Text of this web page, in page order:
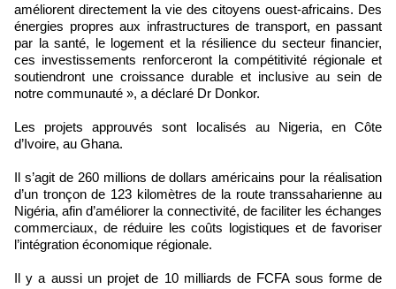
améliorent directement la vie des citoyens ouest-africains. Des
énergies propres aux infrastructures de transport, en passant
par la santé, le logement et la résilience du secteur financier,
ces investissements renforceront la compétitivité régionale et
soutiendront une croissance durable et inclusive au sein de
notre communauté », a déclaré Dr Donkor.
Les projets approuvés sont localisés au Nigeria, en Côte
d’Ivoire, au Ghana.
Il s’agit de 260 millions de dollars américains pour la réalisation
d’un tronçon de 123 kilomètres de la route transsaharienne au
Nigéria, afin d’améliorer la connectivité, de faciliter les échanges
commerciaux, de réduire les coûts logistiques et de favoriser
l’intégration économique régionale.
Il y a aussi un projet de 10 milliards de FCFA sous forme de